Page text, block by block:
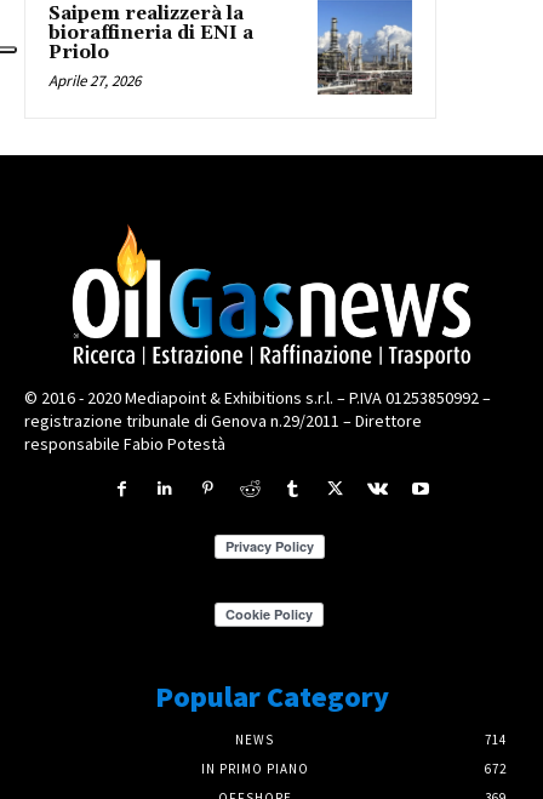
Saipem realizzerà la
bioraffineria di ENI a
Priolo
Aprile 27, 2026
© 2016 - 2020 Mediapoint & Exhibitions s.r.l. – P.IVA 01253850992 –
registrazione tribunale di Genova n.29/2011 – Direttore
responsabile Fabio Potestà
Popular Category
NEWS
714
IN PRIMO PIANO
672